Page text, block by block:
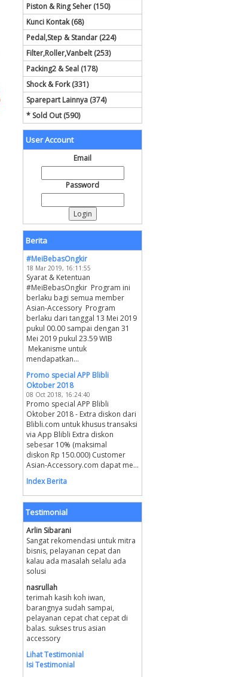
Piston & Ring Seher (150)
Kunci Kontak (68)
Pedal,Step & Standar (224)
Filter,Roller,Vanbelt (253)
Packing2 & Seal (178)
Shock & Fork (331)
Sparepart Lainnya (374)
* Sold Out (590)
User Account
Email
Password
Berita
#MeiBebasOngkir
18 Mar 2019, 16:11:55
Syarat & Ketentuan
#MeiBebasOngkir Program ini
berlaku bagi semua member
Asian-Accessory Program
berlaku dari tanggal 13 Mei 2019
pukul 00.00 sampai dengan 31
Mei 2019 pukul 23.59 WIB
Mekanisme untuk
mendapatkan...
Promo special APP Blibli
Oktober 2018
08 Oct 2018, 16:24:40
Promo special APP Blibli
Oktober 2018 - Extra diskon dari
Blibli.com untuk khusus transaksi
via App Blibli Extra diskon
sebesar 10% (maksimal
diskon Rp 150.000) Customer
Asian-Accessory.com dapat me...
Index Berita
Testimonial
Arlin Sibarani
Sangat rekomendasi untuk mitra
bisnis, pelayanan cepat dan
kalau ada masalah selalu ada
solusi
nasrullah
terimah kasih koh iwan,
barangnya sudah sampai,
pelayanan cepat chat cepat di
balas. sukses trus asian
accessory
Lihat Testimonial
Isi Testimonial